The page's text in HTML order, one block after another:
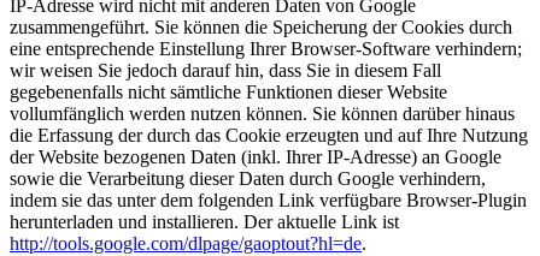
IP-Adresse wird nicht mit anderen Daten von Google
zusammengeführt. Sie können die Speicherung der Cookies durch
eine entsprechende Einstellung Ihrer Browser-Software verhindern;
wir weisen Sie jedoch darauf hin, dass Sie in diesem Fall
gegebenenfalls nicht sämtliche Funktionen dieser Website
vollumfänglich werden nutzen können. Sie können darüber hinaus
die Erfassung der durch das Cookie erzeugten und auf Ihre Nutzung
der Website bezogenen Daten (inkl. Ihrer IP-Adresse) an Google
sowie die Verarbeitung dieser Daten durch Google verhindern,
indem sie das unter dem folgenden Link verfügbare Browser-Plugin
herunterladen und installieren. Der aktuelle Link ist
http://tools.google.com/dlpage/gaoptout?hl=de.